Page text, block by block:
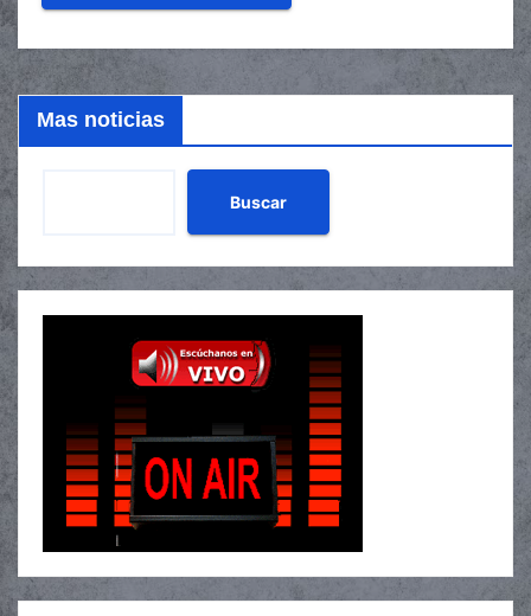
Mas noticias
Buscar